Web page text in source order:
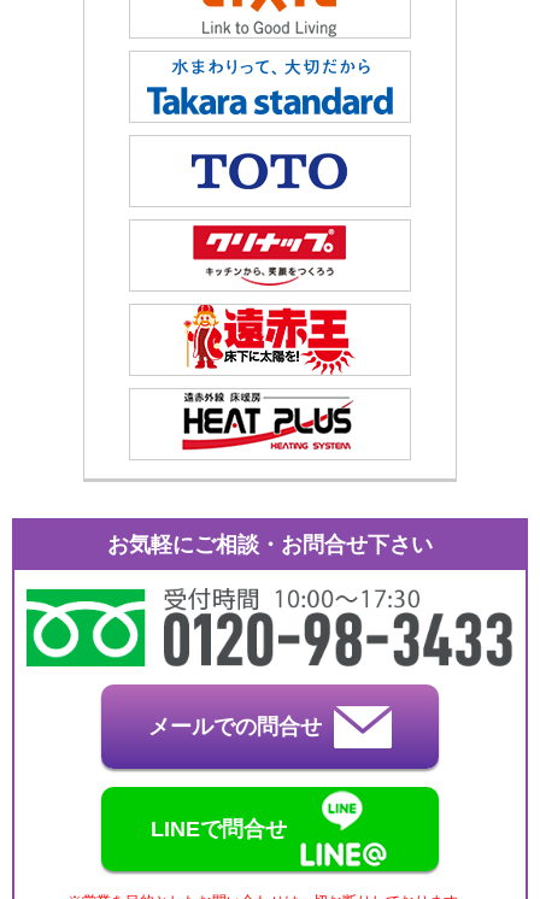
お気軽にご相談・お問合せ下さい
メールでの問合せ
LINEで問合せ